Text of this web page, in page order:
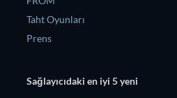
Taht Oyunları
Prens
Sağlayıcıdaki en iyi 5 yeni